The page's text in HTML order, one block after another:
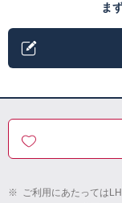
ま
※ ご利用にあたっては